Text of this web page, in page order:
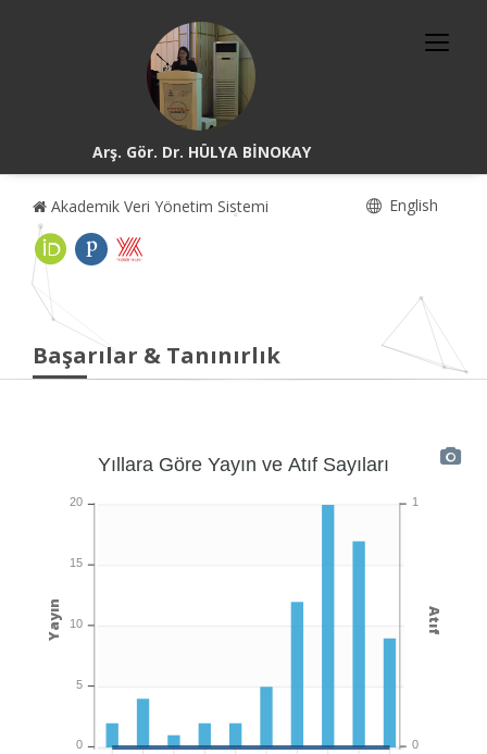
Arş. Gör. Dr. HÜLYA BİNOKAY
Akademik Veri Yönetim Sistemi English
Başarılar & Tanınırlık
Yıllara Göre Yayın ve Atıf Sayıları
1
0
Atıf
20
15
10
5
0
Yayın